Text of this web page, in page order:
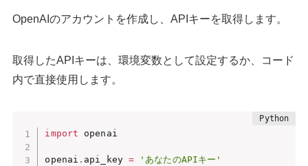
OpenAIのアカウントを作成し、APIキーを取得します。
​取得したAPIキーは、環境変数として設定するか、コード
内で直接使用します。
import openai
openai . api_key = 'あなたのAPIキー'